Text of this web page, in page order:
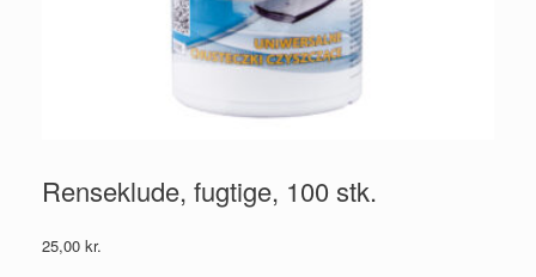
Renseklude, fugtige, 100 stk.
25,00 kr.